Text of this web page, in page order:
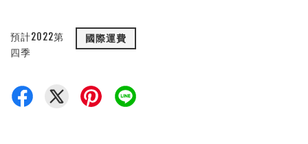
預計2022第
四季
國際運費